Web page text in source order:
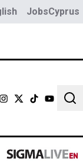
JobsCyprus